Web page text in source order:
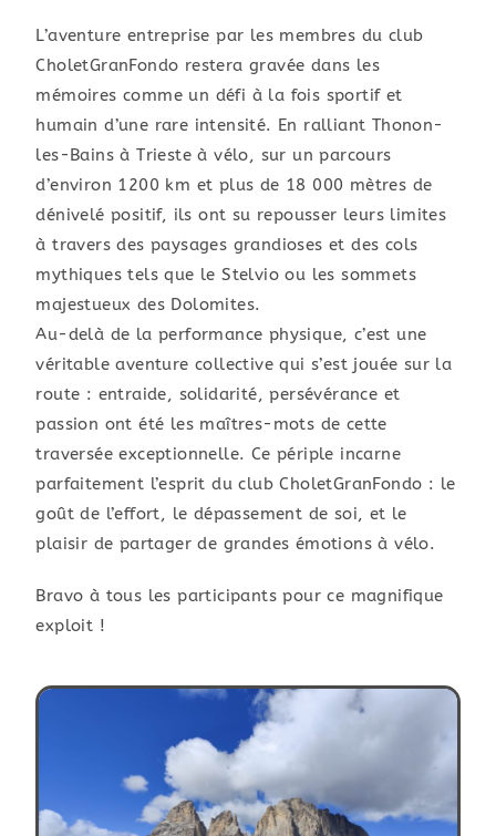
L’aventure entreprise par les membres du club
CholetGranFondo restera gravée dans les
mémoires comme un défi à la fois sportif et
humain d’une rare intensité. En ralliant Thonon-
les-Bains à Trieste à vélo, sur un parcours
d’environ 1200 km et plus de 18 000 mètres de
dénivelé positif, ils ont su repousser leurs limites
à travers des paysages grandioses et des cols
mythiques tels que le Stelvio ou les sommets
majestueux des Dolomites.
Au-delà de la performance physique, c’est une
véritable aventure collective qui s’est jouée sur la
route : entraide, solidarité, persévérance et
passion ont été les maîtres-mots de cette
traversée exceptionnelle. Ce périple incarne
parfaitement l’esprit du club CholetGranFondo : le
goût de l’effort, le dépassement de soi, et le
plaisir de partager de grandes émotions à vélo.
Bravo à tous les participants pour ce magnifique
exploit !